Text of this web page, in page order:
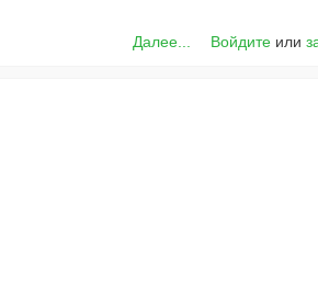
Далее... Войдите или